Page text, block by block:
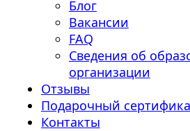
Блог
Вакансии
FAQ
Сведения об
организации
Отзывы
Подарочный
Контакты